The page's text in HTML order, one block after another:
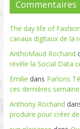
Commentaires
The day life of Fashion
canaux digitaux de la
AnthoMaud Rochand
révèle la Social Data
Emilie dans Parlons
ces dernières
Anthony Rochand
produire pour créer de